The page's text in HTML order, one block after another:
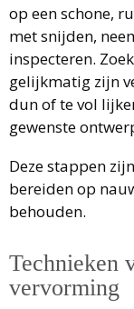
op een schone,
met snijden,
inspecteren.
gelijkmatig zijn
dun of te vol
gewenste
Deze stappen
bereiden op
behouden.
Technieken
vervorming